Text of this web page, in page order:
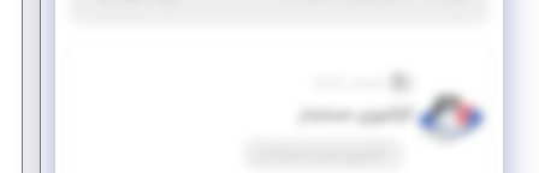
کارآموزی حسابدار